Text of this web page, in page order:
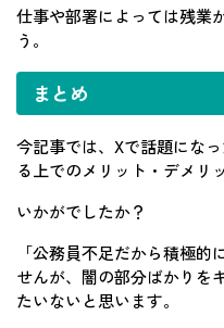
仕事や部署によっては残業
う。
まとめ
今記事では、Xで話題にな
る上でのメリット・デメリ
いかがでしたか？
「公務員不足だから積極
せんが、闇の部分ばかりを
たいないと思います。